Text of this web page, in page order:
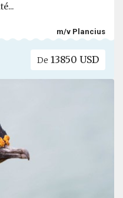
m/v Plancius
De 13850 USD